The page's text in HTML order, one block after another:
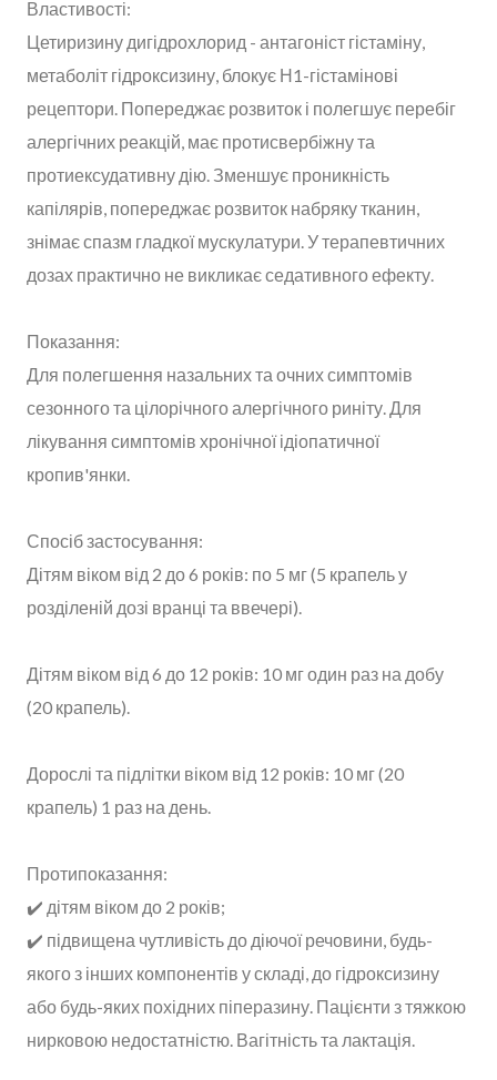
Властивості:
Цетиризину дигідрохлорид - антагоніст гістаміну,
метаболіт гідроксизину, блокує Н1-гістамінові
рецептори. Попереджає розвиток і полегшує перебіг
алергічних реакцій, має протисвербіжну та
протиексудативну дію. Зменшує проникність
капілярів, попереджає розвиток набряку тканин,
знімає спазм гладкої мускулатури. У терапевтичних
дозах практично не викликає седативного ефекту.
Показання:
Для полегшення назальних та очних симптомів
сезонного та цілорічного алергічного риніту. Для
лікування симптомів хронічної ідіопатичної
кропив'янки.
Спосіб застосування:
Дітям віком від 2 до 6 років: по 5 мг (5 крапель у
розділеній дозі вранці та ввечері).
Дітям віком від 6 до 12 років: 10 мг один раз на добу
(20 крапель).
Дорослі та підлітки віком від 12 років: 10 мг (20
крапель) 1 раз на день.
Протипоказання:
✔️ дітям віком до 2 років;
✔️ підвищена чутливість до діючої речовини, будь-
якого з інших компонентів у складі, до гідроксизину
або будь-яких похідних піперазину. Пацієнти з тяжкою
нирковою недостатністю. Вагітність та лактація.